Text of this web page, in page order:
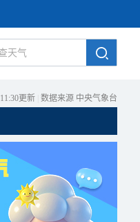
11:30更新 数据来源 中央气象台